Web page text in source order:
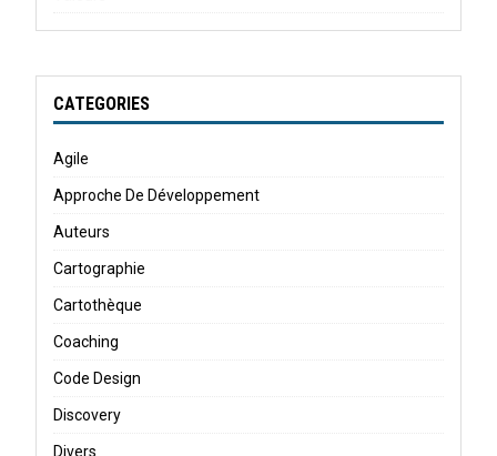
CATEGORIES
Agile
Approche De Développement
Auteurs
Cartographie
Cartothèque
Coaching
Code Design
Discovery
Divers